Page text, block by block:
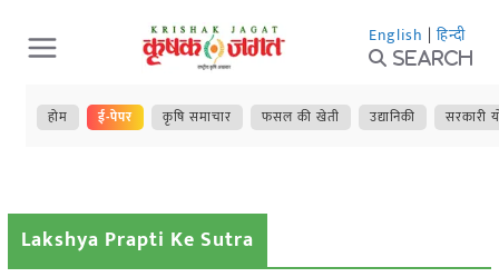
Skip
to
content
English | हिन्दी
Search
होम ई-पेपर कृषि समाचार फसल की खेती उद्यानिकी सरकारी
Lakshya Prapti Ke Sutra